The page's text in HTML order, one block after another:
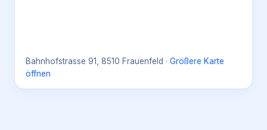
Bahnhofstrasse 91, 8510 Frauenfeld · Größere Karte
öffnen